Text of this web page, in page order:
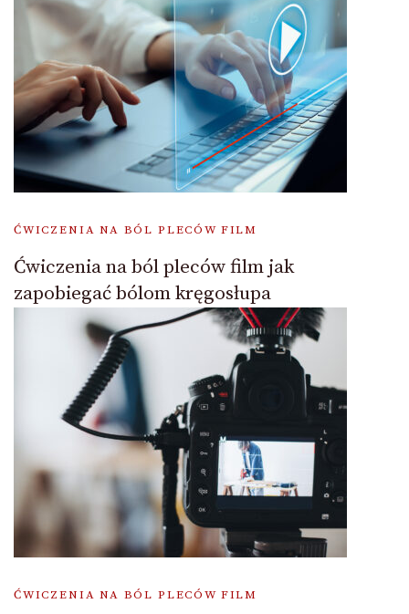
ĆWICZENIA NA BÓL PLECÓW FILM
Ćwiczenia na ból pleców film jak
zapobiegać bólom kręgosłupa
ĆWICZENIA NA BÓL PLECÓW FILM